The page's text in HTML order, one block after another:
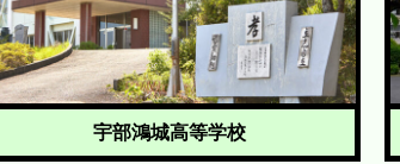
宇部鴻城高等学校